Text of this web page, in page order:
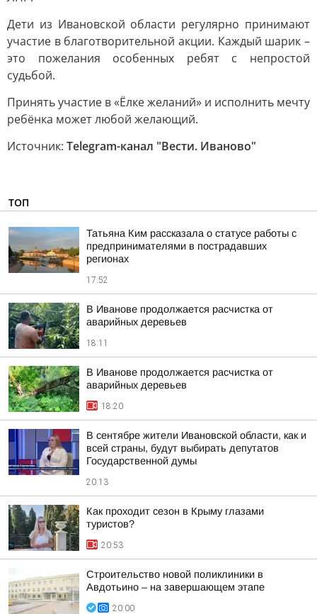
Дети из Ивановской области регулярно принимают
участие в благотворительной акции. Каждый шарик –
это пожелания особенных ребят с непростой
судьбой.
Принять участие в «Ёлке желаний» и исполнить мечту
ребёнка может любой желающий.
Источник: Telegram-канал "Вести. Иваново"
ТОП
Татьяна Ким рассказала о статусе работы с
предпринимателями в пострадавших
регионах
17:52
В Иванове продолжается расчистка от
аварийных деревьев
18:11
В Иванове продолжается расчистка от
аварийных деревьев
18:20
В сентябре жители Ивановской области, как и
всей страны, будут выбирать депутатов
Государственной думы
20:13
Как проходит сезон в Крыму глазами
туристов?
20:53
Строительство новой поликлиники в
Авдотьино – на завершающем этапе
20:00